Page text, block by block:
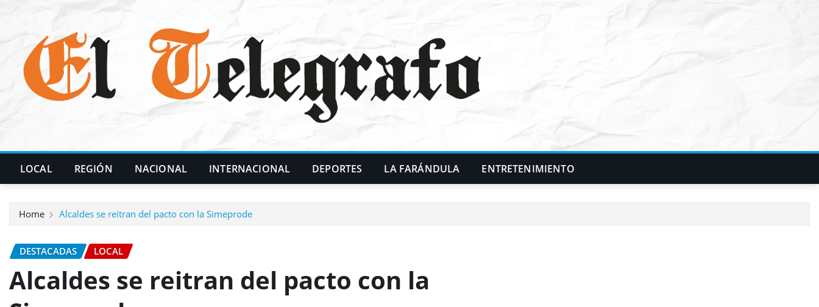
LOCAL REGIÓN NACIONAL INTERNACIONAL DEPORTES LA FARÁNDULA ENTRETENIMIENTO
Home Alcaldes se reitran del pacto con la Simeprode
DESTACADAS LOCAL
Alcaldes se reitran del pacto con la